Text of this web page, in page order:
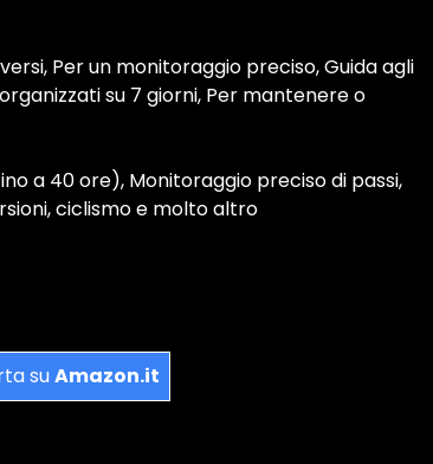
Per un monitoraggio preciso, Guida agli
su 7 giorni, Per mantenere o
a 40 ore), Monitoraggio preciso di passi,
ciclismo e molto altro
suAmazon.it